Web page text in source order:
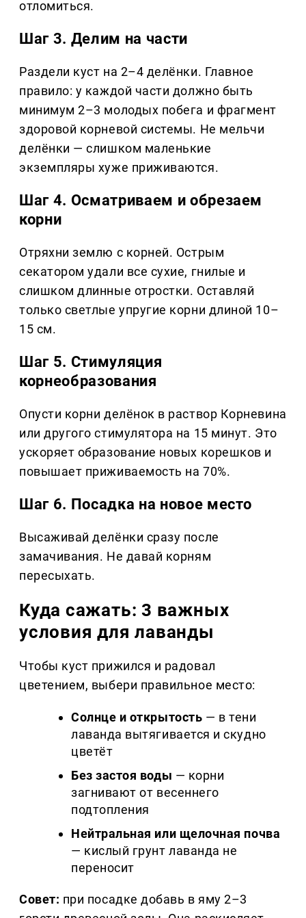
отломиться.
Шаг 3. Делим на части
Раздели куст на 2–4 делёнки. Главное
правило: у каждой части должно быть
минимум 2–3 молодых побега и фрагмент
здоровой корневой системы. Не мельчи
делёнки — слишком маленькие
экземпляры хуже приживаются.
Шаг 4. Осматриваем и обрезаем
корни
Отряхни землю с корней. Острым
секатором удали все сухие, гнилые и
слишком длинные отростки. Оставляй
только светлые упругие корни длиной 10–
15 см.
Шаг 5. Стимуляция
корнеобразования
Опусти корни делёнок в раствор Корневина
или другого стимулятора на 15 минут. Это
ускоряет образование новых корешков и
повышает приживаемость на 70%.
Шаг 6. Посадка на новое место
Высаживай делёнки сразу после
замачивания. Не давай корням
пересыхать.
Куда сажать: 3 важных
условия для лаванды
Чтобы куст прижился и радовал
цветением, выбери правильное место:
Солнце и открытость — в тени
лаванда вытягивается и скудно
цветёт
Без застоя воды — корни
загнивают от весеннего
подтопления
Нейтральная или щелочная почва
— кислый грунт лаванда не
переносит
Совет: при посадке добавь в яму 2–3